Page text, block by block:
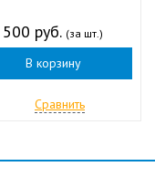
500 руб. (за шт.)
В корзину
Сравнить